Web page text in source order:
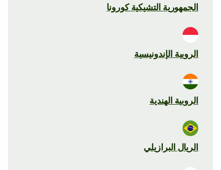
الجمهورية التشيكية كورونا
الروبية الإندونيسية
الروبية الهندية
الريال البرازيلي